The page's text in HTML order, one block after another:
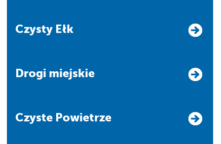
Czysty Ełk
Drogi miejskie
Czyste Powietrze